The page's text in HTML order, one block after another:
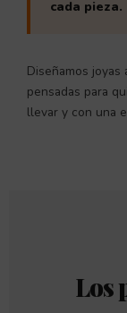
cada pieza.
Diseñamos
pensadas para
llevar y con una
Los